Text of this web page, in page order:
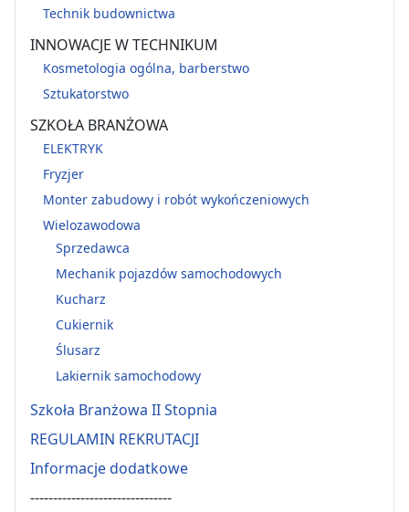
Technik budownictwa
INNOWACJE W TECHNIKUM
Kosmetologia ogólna, barberstwo
Sztukatorstwo
SZKOŁA BRANŻOWA
ELEKTRYK
Fryzjer
Monter zabudowy i robót wykończeniowych
Wielozawodowa
Sprzedawca
Mechanik pojazdów samochodowych
Kucharz
Cukiernik
Ślusarz
Lakiernik samochodowy
Szkoła Branżowa II Stopnia
REGULAMIN REKRUTACJI
Informacje dodatkowe
-------------------------------